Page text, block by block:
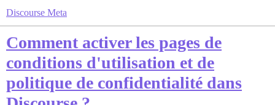
Discourse Meta
Comment activer les pages de
conditions d'utilisation et de
politique de confidentialité dans